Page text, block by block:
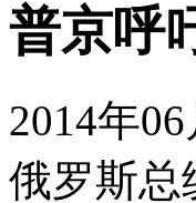
普京呼
2014年
俄罗斯总